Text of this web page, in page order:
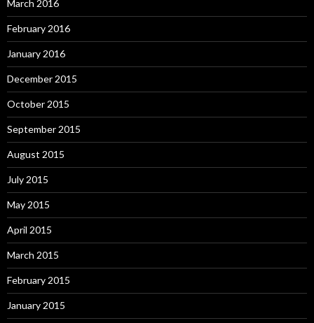
March 2016
February 2016
January 2016
December 2015
October 2015
September 2015
August 2015
July 2015
May 2015
April 2015
March 2015
February 2015
January 2015